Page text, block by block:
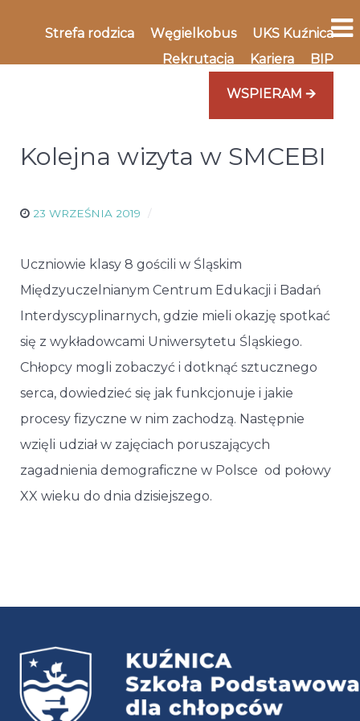
Strefa rodzica Węgielkobus
UKS Kuźnica
Rekrutacja
Kariera BIP
WSPIERAM 🡪
Kolejna wizyta w SMCEBI
23 WRZEŚNIA 2019
Uczniowie klasy 8 gościli w Śląskim
Międzyuczelnianym Centrum Edukacji i Badań
Interdyscyplinarnych, gdzie mieli okazję spotkać
się z wykładowcami Uniwersytetu Śląskiego.
Chłopcy mogli zobaczyć i dotknąć sztucznego
serca, dowiedzieć się jak funkcjonuje i jakie
procesy fizyczne w nim zachodzą. Następnie
wzięli udział w zajęciach poruszających
zagadnienia demograficzne w Polsce od połowy
XX wieku do dnia dzisiejszego.